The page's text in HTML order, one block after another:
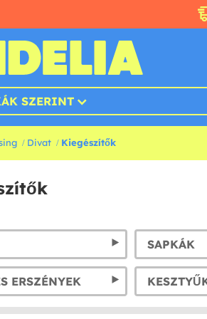
SZERINT
Divat Kiegészítők
SAPKÁK
ERSZÉNYEK